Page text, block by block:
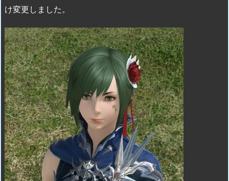
け変更しました。